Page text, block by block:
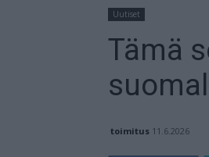
Uutiset
Tämä
toimitus 11.6.2026